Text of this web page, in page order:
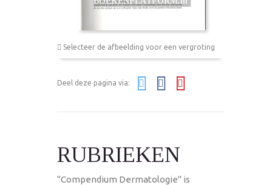
Selecteer de afbeelding voor een vergroting
Deel deze pagina via:
RUBRIEKEN
"Compendium Dermatologie" is